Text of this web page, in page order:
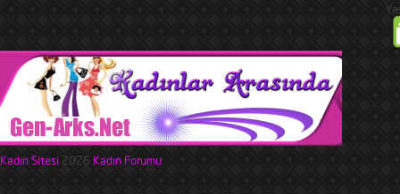
Kadın Sitesi 2026 Kadın Forumu